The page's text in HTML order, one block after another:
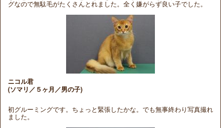
グなので無駄毛がたくさんとれました。全く嫌がらず良い子でした。
ニコル君
(ソマリ／５ヶ月／男の子)
初グルーミングです。ちょっと緊張したかな。でも無事終わり写真撮れ
ました。